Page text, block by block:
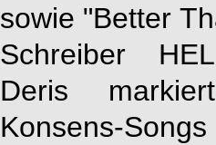
sowie "Better
Schreiber
Deris
Konsens-